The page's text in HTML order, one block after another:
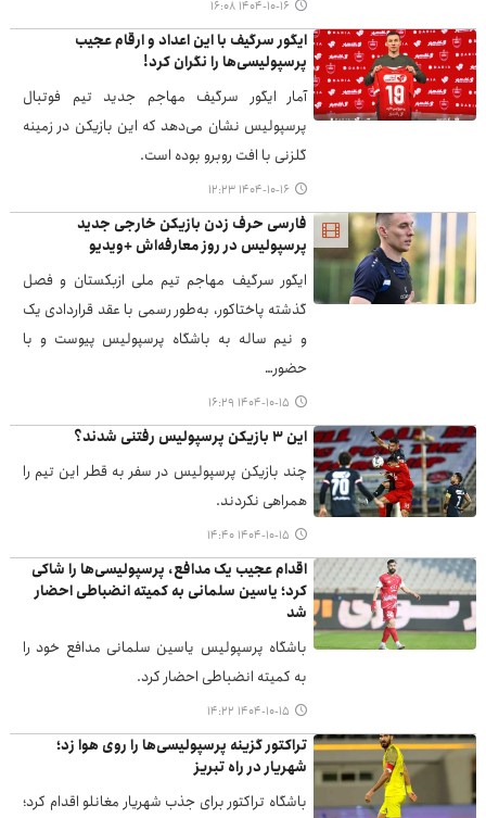
۱۴۰۴-۱۰-۱۶ ۱۶:۰۸
ایگور سرگیف با این اعداد و ارقام عجیب
پرسپولیسی‌ها را نگران کرد!
آمار ایگور سرگیف مهاجم جدید تیم فوتبال
پرسپولیس نشان می‌دهد که این بازیکن در زمینه
گلزنی با افت روبرو بوده است.
۱۴۰۴-۱۰-۱۶ ۱۲:۲۳
فارسی حرف زدن بازیکن خارجی جدید
پرسپولیس در روز معارفه‌اش +ویدیو
ایگور سرگیف مهاجم تیم ملی ازبکستان و فصل
گذشته پاختاکور، به‌طور رسمی با عقد قراردادی یک
و نیم ساله به باشگاه پرسپولیس پیوست و با
حضور…
۱۴۰۴-۱۰-۱۵ ۱۶:۲۹
این ۳ بازیکن پرسپولیس رفتنی شدند؟
چند بازیکن پرسپولیس در سفر به قطر این تیم را
همراهی نکردند.
۱۴۰۴-۱۰-۱۵ ۱۴:۴۰
اقدام عجیب یک مدافع، پرسپولیسی‌ها را شاکی
کرد؛ یاسین سلمانی به کمیته انضباطی احضار
شد
باشگاه پرسپولیس یاسین سلمانی مدافع خود را
به کمیته انضباطی احضار کرد.
۱۴۰۴-۱۰-۱۵ ۱۴:۲۲
تراکتور گزینه پرسپولیسی‌ها را روی هوا زد؛
شهریار در راه تبریز
باشگاه تراکتور برای جذب شهریار مغانلو اقدام کرد؛